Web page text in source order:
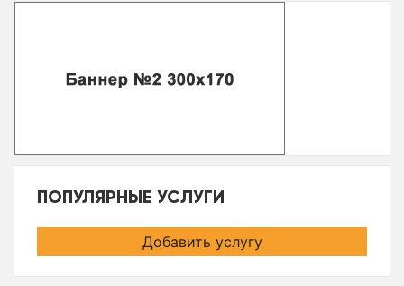
ПОПУЛЯРНЫЕ УСЛУГИ
Добавить услугу